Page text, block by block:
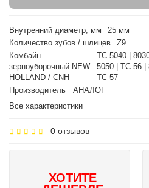
Внутренний диаметр, мм
25 мм
Количество зубов / шлицев
Z9
Комбайн
зерноуборочный NEW
HOLLAND / CNH
TC 5040 |
5050 | TC 56 |
TC 57
Производитель
АНАЛОГ
Все характеристики
0 отзывов
ХОТИТЕ